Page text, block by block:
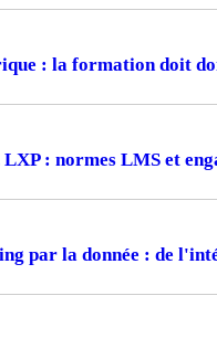
: la formation doit
: normes LMS et
par la donnée : de